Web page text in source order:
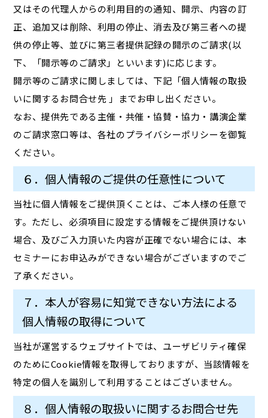
又はその代理人からの利用目的の通知、開示、内容の訂
正、追加又は削除、利用の停止、消去及び第三者への提
供の停止等、並びに第三者提供記録の開示のご請求(以
下、「開示等のご請求」といいます)に応じます。
開示等のご請求に関しましては、下記「個人情報の取扱
いに関するお問合せ先 」までお申し出ください。
なお、提供先である主催・共催・協賛・協力・講演企業
のご請求窓口等は、各社のプライバシーポリシーを御覧
ください。
６．個人情報のご提供の任意性について
当社に個人情報をご提供頂くことは、ご本人様の任意で
す。ただし、必須項目に設定する情報をご提供頂けない
場合、及びご入力頂いた内容が正確でない場合には、本
セミナーにお申込みができない場合がございますのでご
了承ください。
７．本人が容易に知覚できない方法による
個人情報の取得について
当社が運営するウェブサイトでは、ユーザビリティ確保
のためにCookie情報を取得しておりますが、当該情報を
特定の個人を識別して利用することはございません。
８．個人情報の取扱いに関するお問合せ先